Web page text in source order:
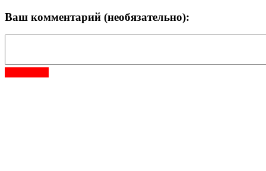
Ваш комментарий (необязательно):